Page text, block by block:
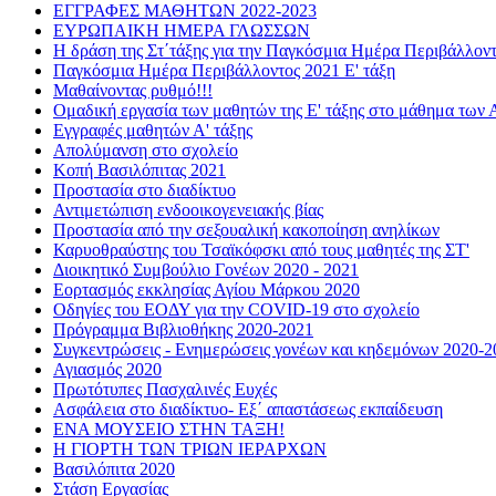
ΕΓΓΡΑΦΕΣ ΜΑΘΗΤΩΝ 2022-2023
ΕΥΡΩΠΑΙΚΗ ΗΜΕΡΑ ΓΛΩΣΣΩΝ
Η δράση της Στ΄τάξης για την Παγκόσμια Ημέρα
Παγκόσμια Ημέρα Περιβάλλοντος 2021 Ε' τάξη
Μαθαίνοντας ρυθμό!!!
Ομαδική εργασία των μαθητών της Ε' τάξης στο μάθημα των
Εγγραφές μαθητών Α' τάξης
Απολύμανση στο σχολείο
Κοπή Βασιλόπιτας 2021
Προστασία στο διαδίκτυο
Αντιμετώπιση ενδοοικογενειακής βίας
Προστασία από την σεξουαλική κακοποίηση ανηλίκων
Καρυοθραύστης του Τσαϊκόφσκι από τους μαθητές της ΣΤ'
Διοικητικό Συμβούλιο Γονέων 2020 - 2021
Εορτασμός εκκλησίας Αγίου Μάρκου 2020
Οδηγίες του ΕΟΔΥ για την COVID-19 στο σχολείο
Πρόγραμμα Βιβλιοθήκης 2020-2021
Συγκεντρώσεις - Ενημερώσεις γονέων και κηδεμόνων 2020-
Αγιασμός 2020
Πρωτότυπες Πασχαλινές Ευχές
Ασφάλεια στο διαδίκτυο- Εξ΄ απαστάσεως εκπαίδευση
ΕΝΑ ΜΟΥΣΕΙΟ ΣΤΗΝ ΤΑΞΗ!
Η ΓΙΟΡΤΗ ΤΩΝ ΤΡΙΩΝ ΙΕΡΑΡΧΩΝ
Βασιλόπιτα 2020
Στάση Εργασίας